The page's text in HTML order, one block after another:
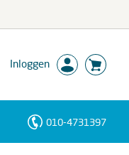
Inloggen
010-4731397